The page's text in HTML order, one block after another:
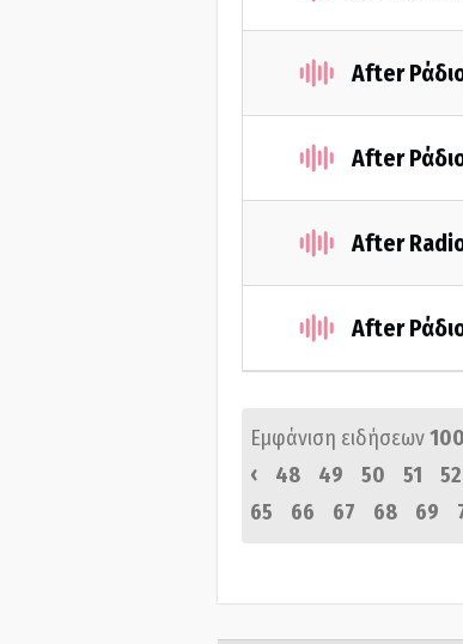
After
After
After
After
Εμφάνιση ειδήσεων
‹
48 49 50 51 52
65
66 67 68 69